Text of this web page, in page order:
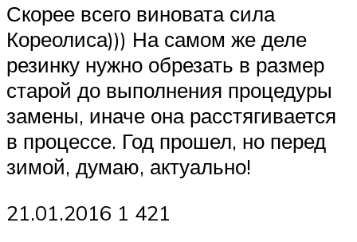
Скорее всего виновата сила
Кореолиса))) На самом же деле
резинку нужно обрезать в размер
старой до выполнения процедуры
замены, иначе она расстягивается
в процессе. Год прошел, но перед
зимой, думаю, актуально!
21.01.2016 1 421